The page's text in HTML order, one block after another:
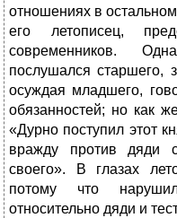
отношениях в
его летописец,
современников.
послушался старшего,
осуждая младшего,
обязанностей; но как
«Дурно поступил этот
вражду против дяди
своего». В глазах
потому что
относительно дяди и